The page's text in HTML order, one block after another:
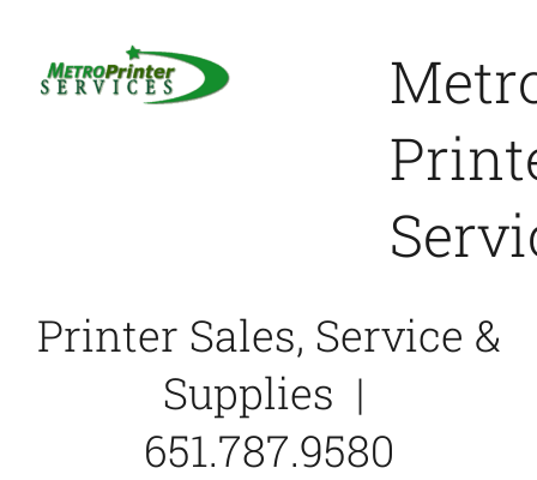
content
Printer Sales, Service &
Supplies |
651.787.9580